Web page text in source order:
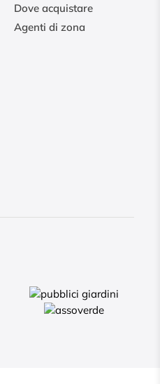
Dove acquistare
Agenti di zona